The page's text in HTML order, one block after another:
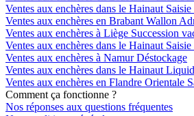
Ventes aux enchères dans le Hainaut
Ventes aux enchères en Brabant Wallon
Ventes aux enchères à Liège Succession
Ventes aux enchères dans le Hainaut
Ventes aux enchères à Namur Déstockage
Ventes aux enchères dans le Hainaut
Ventes aux enchères en Flandre Orientale
Comment ça fonctionne ?
Nos réponses aux questions fréquentes